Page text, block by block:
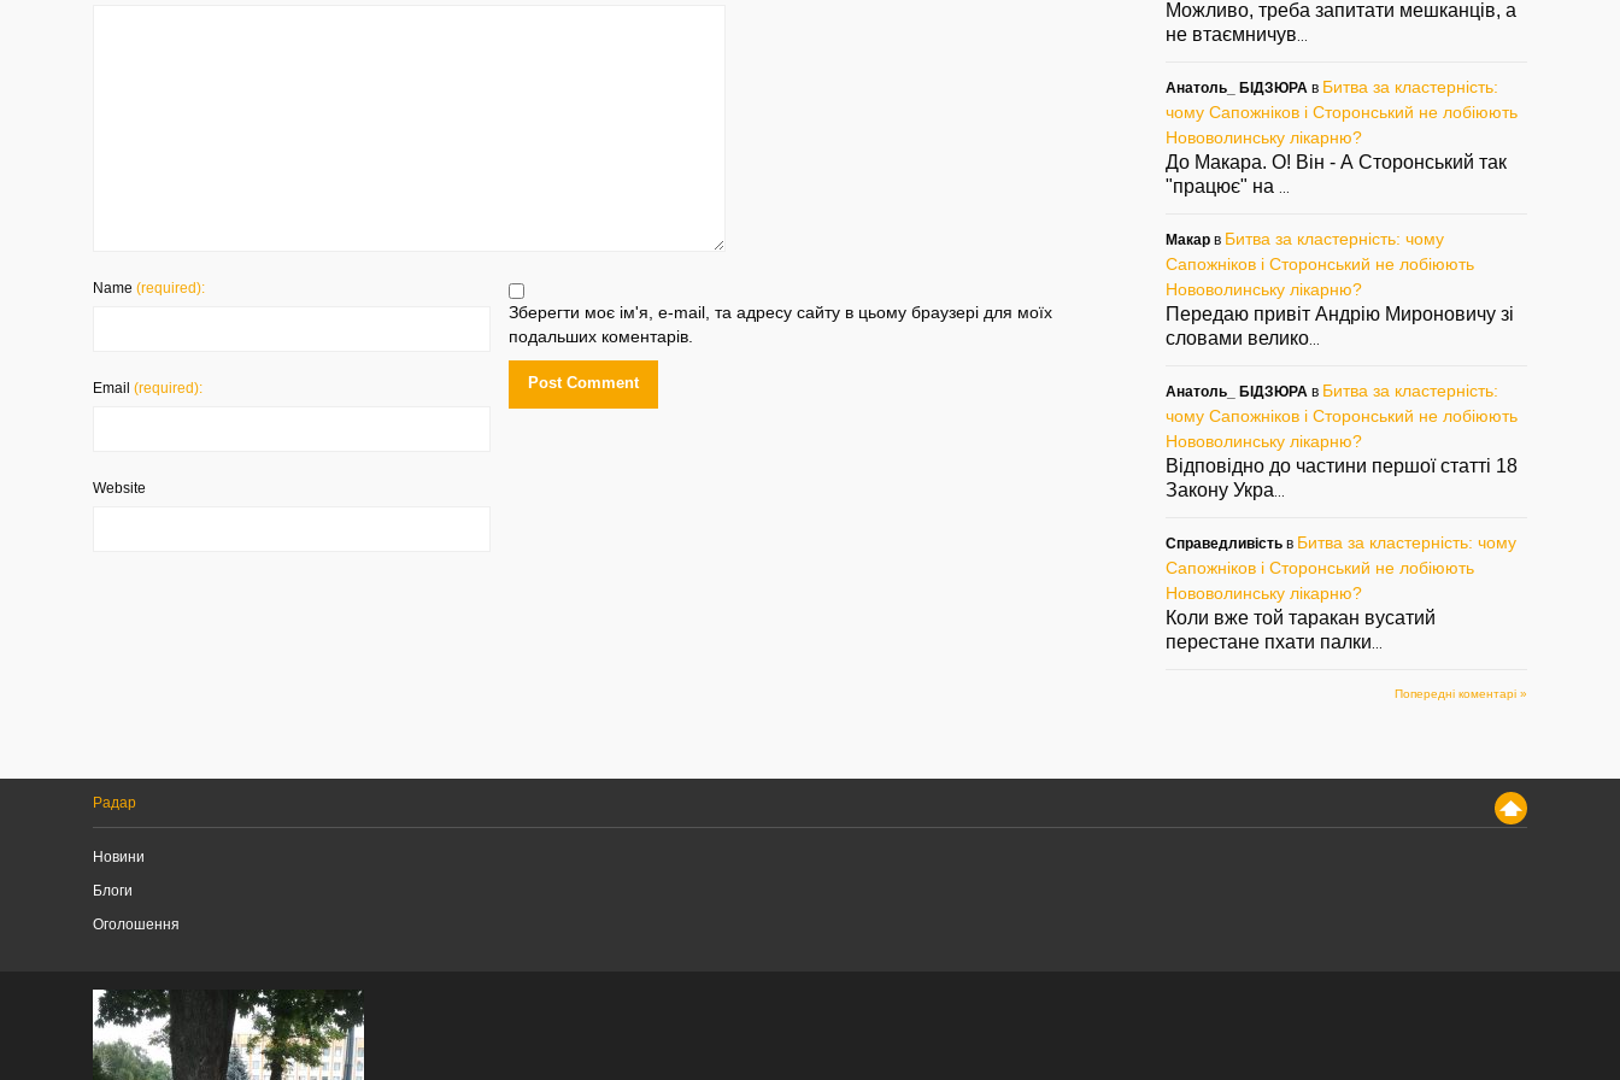
Name (required):
Email (required):
Website
Зберегти моє ім'я, e-mail, та адресу сайту в цьому браузері для моїх
подальших коментарів.
Можливо, треба запитати мешканців, а
не втаємничув
Анатоль_ БІДЗЮРА в Битва за кластерність:
чому Сапожніков і Сторонський не лобіюють
Нововолинську лікарню?
До Макара. О! Він - А Сторонський так
"працює" на
Макар в Битва за кластерність: чому
Сапожніков і Сторонський не лобіюють
Нововолинську лікарню?
Передаю привіт Андрію Мироновичу зі
словами велико
Анатоль_ БІДЗЮРА в Битва за кластерність:
чому Сапожніков і Сторонський не лобіюють
Нововолинську лікарню?
Відповідно до частини першої статті 18
Закону Укра
Справедливість в Битва за кластерність: чому
Сапожніков і Сторонський не лобіюють
Нововолинську лікарню?
Коли вже той таракан вусатий
перестане пхати палки
Попередні коментарі »
Радар
Новини
Блоги
Оголошення